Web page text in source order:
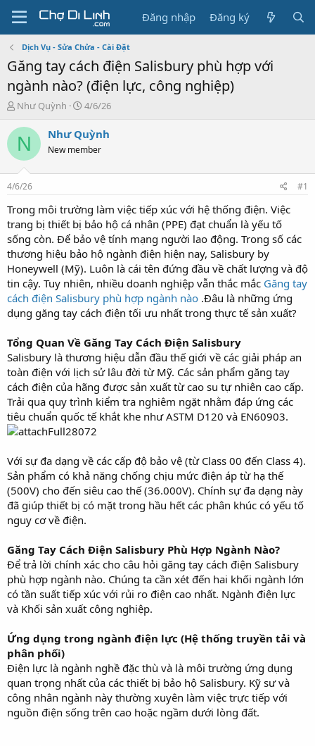
Đăng nhập Đăng ký
Dịch Vụ - Sửa Chửa - Cài Đặt
Găng tay cách điện Salisbury phù hợp với
ngành nào? (điện lực, công nghiệp)
T
r
e
a
s
t
a
t
e
r
Như Quỳnh
N
à
g
4/6/26
N Như Quỳnh
New member
4/6/26 #1
Trong môi trường làm việc tiếp xúc với hệ thống điện. Việc
trang bị thiết bị bảo hộ cá nhân (PPE) đạt chuẩn là yếu tố
sống còn. Để bảo vệ tính mạng người lao động. Trong số các
thương hiệu bảo hộ ngành điện hiện nay, Salisbury by
Honeywell (Mỹ). Luôn là cái tên đứng đầu về chất lượng và độ
tin cậy. Tuy nhiên, nhiều doanh nghiệp vẫn thắc mắc Găng tay
cách điện Salisbury phù hợp ngành nào .Đâu là những ứng
dụng găng tay cách điện tối ưu nhất trong thực tế sản xuất?
Tổng Quan Về Găng Tay Cách Điện Salisbury
Salisbury là thương hiệu dẫn đầu thế giới về các giải pháp an
toàn điện với lịch sử lâu đời từ Mỹ. Các sản phẩm găng tay
cách điện của hãng được sản xuất từ cao su tự nhiên cao cấp.
Trải qua quy trình kiểm tra nghiêm ngặt nhằm đáp ứng các
tiêu chuẩn quốc tế khắt khe như ASTM D120 và EN60903.
Với sự đa dạng về các cấp độ bảo vệ (từ Class 00 đến Class 4).
Sản phẩm có khả năng chống chịu mức điện áp từ hạ thế
(500V) cho đến siêu cao thế (36.000V). Chính sự đa dạng này
đã giúp thiết bị có mặt trong hầu hết các phân khúc có yếu tố
nguy cơ về điện.
Găng Tay Cách Điện Salisbury Phù Hợp Ngành Nào?
Để trả lời chính xác cho câu hỏi găng tay cách điện Salisbury
phù hợp ngành nào. Chúng ta cần xét đến hai khối ngành lớn
có tần suất tiếp xúc với rủi ro điện cao nhất. Ngành điện lực
và Khối sản xuất công nghiệp.
Ứng dụng trong ngành điện lực (Hệ thống truyền tải và
phân phối)
Điện lực là ngành nghề đặc thù và là môi trường ứng dụng
quan trọng nhất của các thiết bị bảo hộ Salisbury. Kỹ sư và
công nhân ngành này thường xuyên làm việc trực tiếp với
nguồn điện sống trên cao hoặc ngầm dưới lòng đất.